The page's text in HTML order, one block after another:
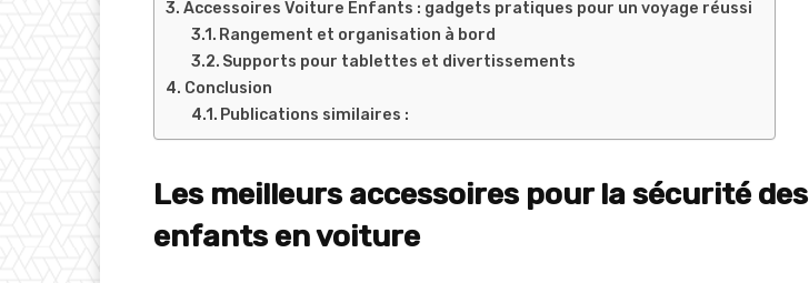
Accessoires Voiture Enfants : gadgets pratiques pour un voyage réussi
Rangement et organisation à bord
Supports pour tablettes et divertissements
Conclusion
Publications similaires :
Les meilleurs accessoires pour la sécurité des
enfants en voiture